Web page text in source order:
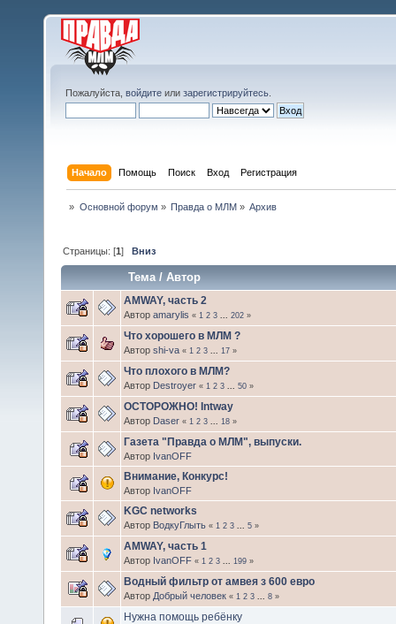
Пожалуйста, войдите или зарегистрируйтесь
Начало Помощь Поиск Вход Регистрация
» Основной форум » Правда о МЛМ » Архив
Страницы: [1]Вниз
Тема/Автор
AMWAY, часть 2
Автор amarylis « 1 2 3 202 »
Что хорошего в МЛМ ?
Автор shi-va « 1 2 3 17 »
Что плохого в МЛМ?
Автор Destroyer « 1 2 3 50 »
ОСТОРОЖНО! Intway
Автор Daser « 1 2 3 18 »
Газета "Правда о МЛМ", выпуски.
Автор IvanOFF
Внимание, Конкурс!
Автор IvanOFF
KGC networks
Автор ВодкуГлыть « 1 2 3 5 »
AMWAY, часть 1
Автор IvanOFF « 1 2 3 199 »
Водный фильтр от амвея з 600 евро
Автор Добрый человек « 1 2 3 8 »
Нужна помощь ребёнку